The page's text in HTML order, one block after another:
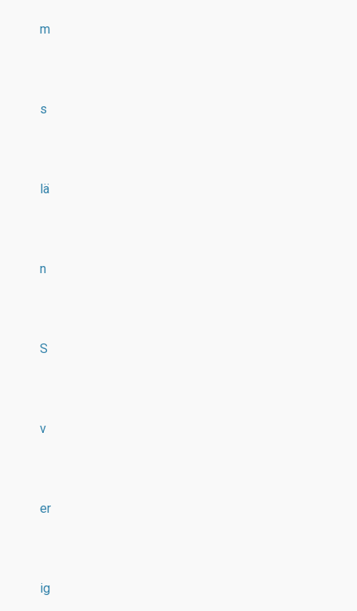
m
s
lä
n
S
v
er
ig